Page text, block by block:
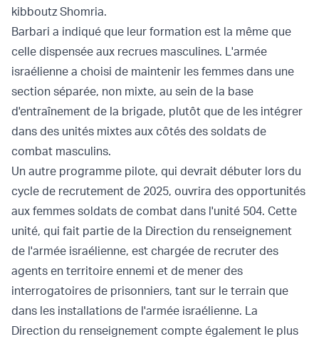
kibboutz Shomria.
Barbari a indiqué que leur formation est la même que
celle dispensée aux recrues masculines. L'armée
israélienne a choisi de maintenir les femmes dans une
section séparée, non mixte, au sein de la base
d'entraînement de la brigade, plutôt que de les intégrer
dans des unités mixtes aux côtés des soldats de
combat masculins.
Un autre programme pilote, qui devrait débuter lors du
cycle de recrutement de 2025, ouvrira des opportunités
aux femmes soldats de combat dans l'unité 504. Cette
unité, qui fait partie de la Direction du renseignement
de l'armée israélienne, est chargée de recruter des
agents en territoire ennemi et de mener des
interrogatoires de prisonniers, tant sur le terrain que
dans les installations de l'armée israélienne. La
Direction du renseignement compte également le plus